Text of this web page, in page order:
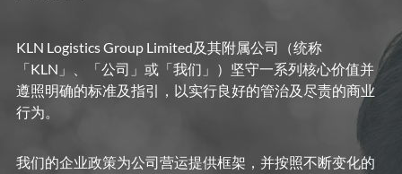
KLN Logistics Group Limited及其附属公司（统称
「KLN」、「公司」或「我们」）坚守一系列核心价值并
遵照明确的标准及指引，以实行良好的管治及尽责的商业
行为。
我们的企业政策为公司营运提供框架，并按照不断变化的